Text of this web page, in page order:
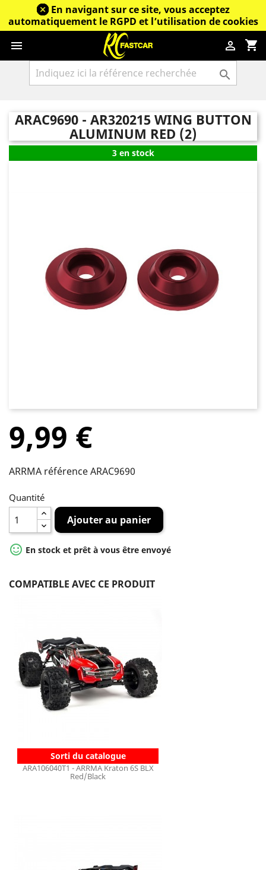
En navigant sur ce site, vous acceptez
automatiquement le RGPD et l’utilisation de cookies
 shopping_cart


ARAC9690 - AR320215 WING BUTTON
ALUMINUM RED (2)
3 en stock
9,99 €
ARRMA référence ARAC9690
Quantité
Ajouter au panier
 En stock et prêt à vous être envoyé
COMPATIBLE AVEC CE PRODUIT
Sorti du catalogue
ARA106040T1 - ARRMA Kraton 6S BLX
Red/Black